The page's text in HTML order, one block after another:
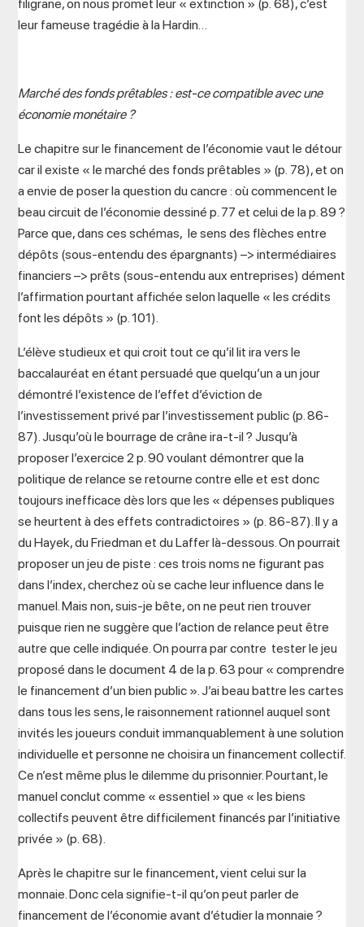
filigrane, on nous promet leur « extinction » (p. 68), c’est
leur fameuse tragédie à la Hardin…
Marché des fonds prêtables : est-ce compatible avec une
économie monétaire ?
Le chapitre sur le financement de l’économie vaut le détour
car il existe « le marché des fonds prêtables » (p. 78), et on
a envie de poser la question du cancre : où commencent le
beau circuit de l’économie dessiné p. 77 et celui de la p. 89 ?
Parce que, dans ces schémas, le sens des flèches entre
dépôts (sous-entendu des épargnants) –> intermédiaires
financiers –> prêts (sous-entendu aux entreprises) dément
l’affirmation pourtant affichée selon laquelle « les crédits
font les dépôts » (p. 101).
L’élève studieux et qui croit tout ce qu’il lit ira vers le
baccalauréat en étant persuadé que quelqu’un a un jour
démontré l’existence de l’effet d’éviction de
l’investissement privé par l’investissement public (p. 86-
87). Jusqu’où le bourrage de crâne ira-t-il ? Jusqu’à
proposer l’exercice 2 p. 90 voulant démontrer que la
politique de relance se retourne contre elle et est donc
toujours inefficace dès lors que les « dépenses publiques
se heurtent à des effets contradictoires » (p. 86-87). Il y a
du Hayek, du Friedman et du Laffer là-dessous. On pourrait
proposer un jeu de piste : ces trois noms ne figurant pas
dans l’index, cherchez où se cache leur influence dans le
manuel. Mais non, suis-je bête, on ne peut rien trouver
puisque rien ne suggère que l’action de relance peut être
autre que celle indiquée. On pourra par contre tester le jeu
proposé dans le document 4 de la p. 63 pour « comprendre
le financement d’un bien public ». J’ai beau battre les cartes
dans tous les sens, le raisonnement rationnel auquel sont
invités les joueurs conduit immanquablement à une solution
individuelle et personne ne choisira un financement collectif.
Ce n’est même plus le dilemme du prisonnier. Pourtant, le
manuel conclut comme « essentiel » que « les biens
collectifs peuvent être difficilement financés par l’initiative
privée » (p. 68).
Après le chapitre sur le financement, vient celui sur la
monnaie. Donc cela signifie-t-il qu’on peut parler de
financement de l’économie avant d’étudier la monnaie ?